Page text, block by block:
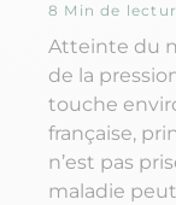
8 Min de
Atteinte du
de la
touche
française,
n’est pas
maladie